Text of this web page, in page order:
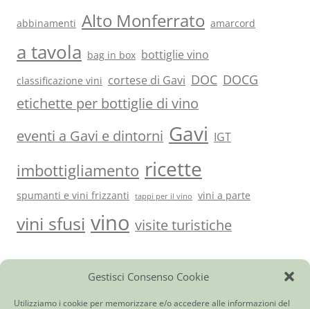
Gestisci Consenso Cookie
Utilizziamo i cookie per memorizzare e/o accedere alle informazioni del
abbinamenti Alto Monferrato amarcord
a tavola bag in box bottiglie vino
classificazione vini cortese di Gavi DOC DOCG
etichette per bottiglie di vino
eventi a Gavi e dintorni Gavi IGT
imbottigliamento ricette
spumanti e vini frizzanti tappi per il vino vini a parte
vini sfusi vino visite turistiche
Vini del Monferrato e…|Ci trovi anche qui Giornale di
Cortese di Gavi DOCG Barbera d’Asti DOCG
Monferrato Dolcetto